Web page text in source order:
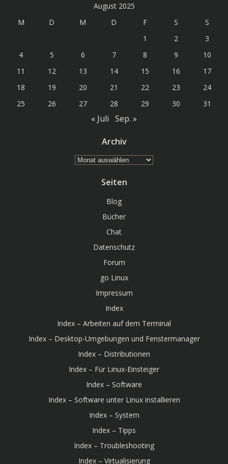
August 2025
M
D M D F S
S
1
2
3
4
5 6 7 8 9
10
11
12 13 14 15 16
17
18
19 20 21 22 23
24
25
26 27 28 29 30 31
« Juli Sep. »
Archiv
Archiv
Seiten
Blog
Bücher
Chat
Datenschutz
Forum
go Linux
Impressum
Index
Index – Arbeiten auf dem Terminal
Index – Desktop-Umgebungen und Fenstermanager
Index – Distributionen
Index – Für Linux-Einsteiger
Index – Software
Index – Software unter Linux installieren
Index – System
Index – Tipps
Index – Troubleshooting
Index – Virtualisierung